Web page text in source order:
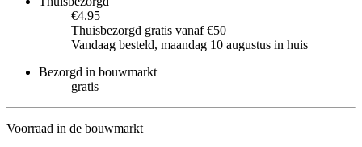
€4.95
Thuisbezorgd gratis vanaf €50
Vandaag besteld, maandag 10 augustus in huis
Bezorgd in bouwmarkt
gratis
Voorraad in de bouwmarkt